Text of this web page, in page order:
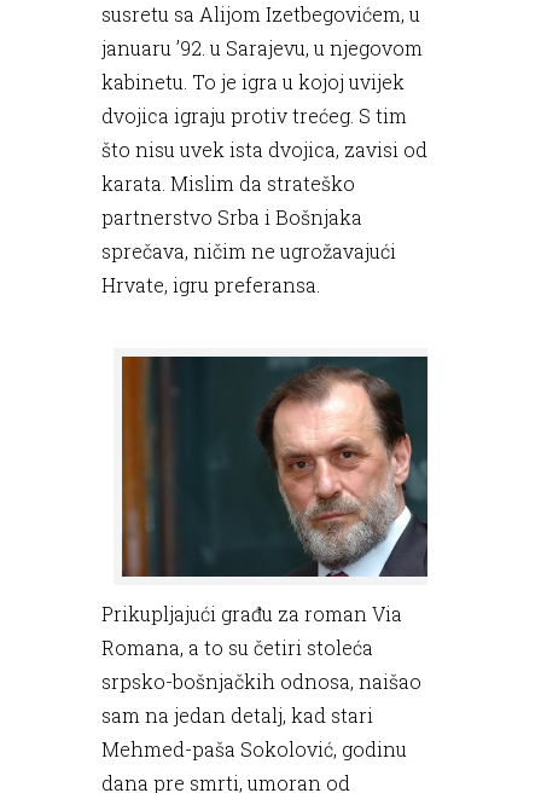
susretu sa Alijom Izetbegovićem, u
januaru ’92. u Sarajevu, u njegovom
kabinetu. To je igra u kojoj uvijek
dvojica igraju protiv trećeg. S tim
što nisu uvek ista dvojica, zavisi od
karata. Mislim da strateško
partnerstvo Srba i Bošnjaka
sprečava, ničim ne ugrožavajući
Hrvate, igru preferansa.
Prikupljajući građu za roman Via
Romana, a to su četiri stoleća
srpsko-bošnjačkih odnosa, naišao
sam na jedan detalj, kad stari
Mehmed-paša Sokolović, godinu
dana pre smrti, umoran od